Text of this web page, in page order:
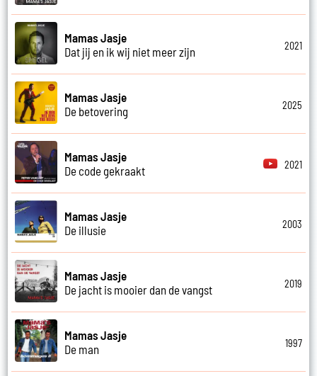
Mamas Jasje
Dat jij en ik wij niet meer zijn
2021
Mamas Jasje
De betovering
2025
Mamas Jasje
De code gekraakt
2021
Mamas Jasje
De illusie
2003
Mamas Jasje
De jacht is mooier dan de vangst
2019
Mamas Jasje
De man
1997